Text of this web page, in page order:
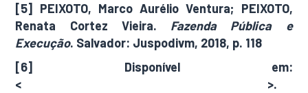
[5] PEIXOTO, Marco Aurélio Ventura; PEIXOTO,
Renata Cortez Vieira. Fazenda Pública e
Execução. Salvador: Juspodivm, 2018, p. 118
[6] Disponível em:
<
>.